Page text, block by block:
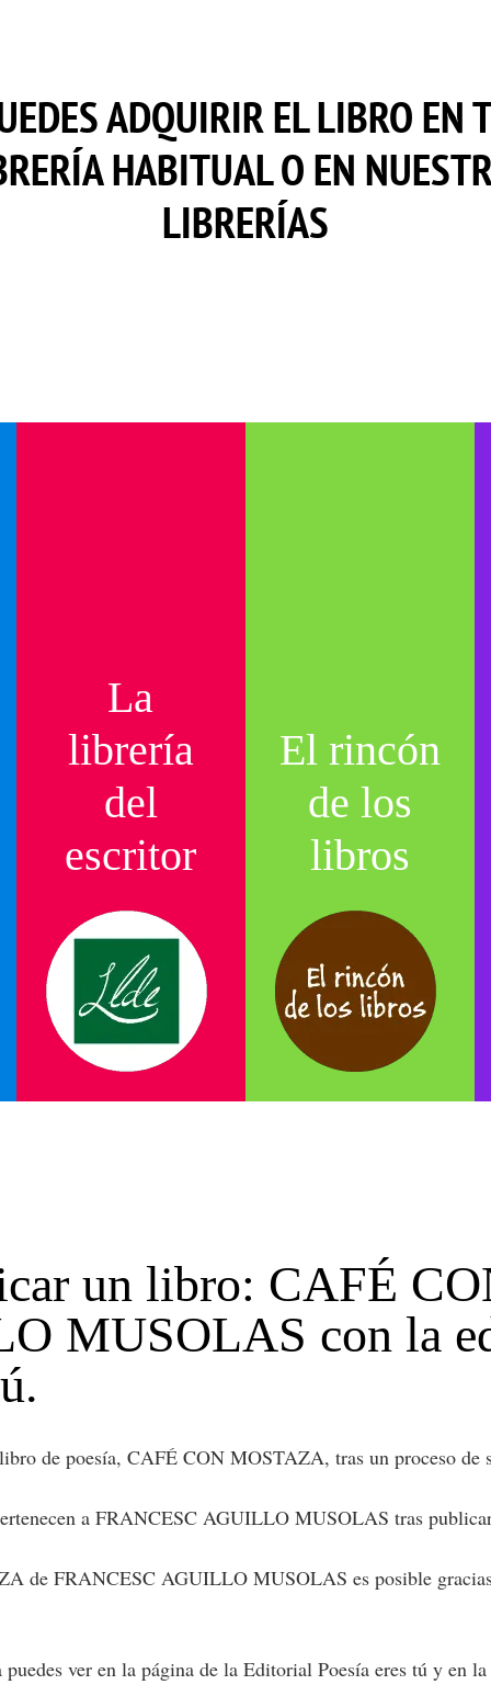
ADQUIRIR EL LIBRO EN
HABITUAL O EN
LIBRERÍAS
La
librería
del
escritor
El rincón
de los
libros
un libro: CAFÉ
MUSOLAS con la
de poesía, CAFÉ CON MOSTAZA, tras un proceso de
a FRANCESC AGUILLO MUSOLAS tras
de FRANCESC AGUILLO MUSOLAS es posible
ver en la página de la Editorial Poesía eres tú y en